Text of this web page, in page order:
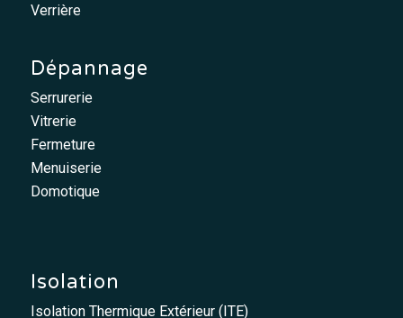
Verrière
Dépannage
Serrurerie
Vitrerie
Fermeture
Menuiserie
Domotique
Isolation
Isolation Thermique Extérieur (ITE)